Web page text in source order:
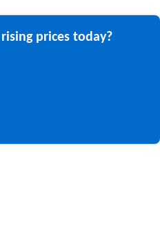
prices today?